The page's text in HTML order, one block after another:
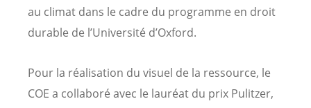
au climat dans le cadre du programme en droit
durable de l’Université d’Oxford.
Pour la réalisation du visuel de la ressource, le
COE a collaboré avec le lauréat du prix Pulitzer,